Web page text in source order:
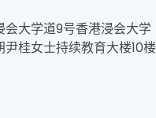
会大学道9号香港浸会大学
尹桂女士持续教育大楼10楼